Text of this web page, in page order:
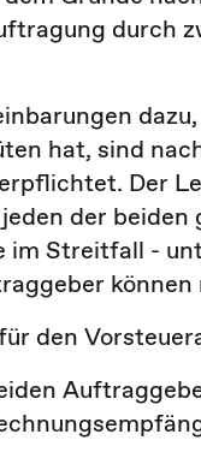
durch
hat, sind
Der
der
im Streitfall -
den